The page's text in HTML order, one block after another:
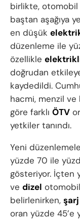
birlikte,
baştan aşağıya
en düşük
düzenleme ile
özellikle
doğrudan
kaydedildi.
hacmi, menzil
göre farklı ÖTV
yetkiler tanındı.
Yeni
yüzde 70 ile
gösteriyor. İçten
ve dizel
belirlenirken,
oran yüzde 45’e